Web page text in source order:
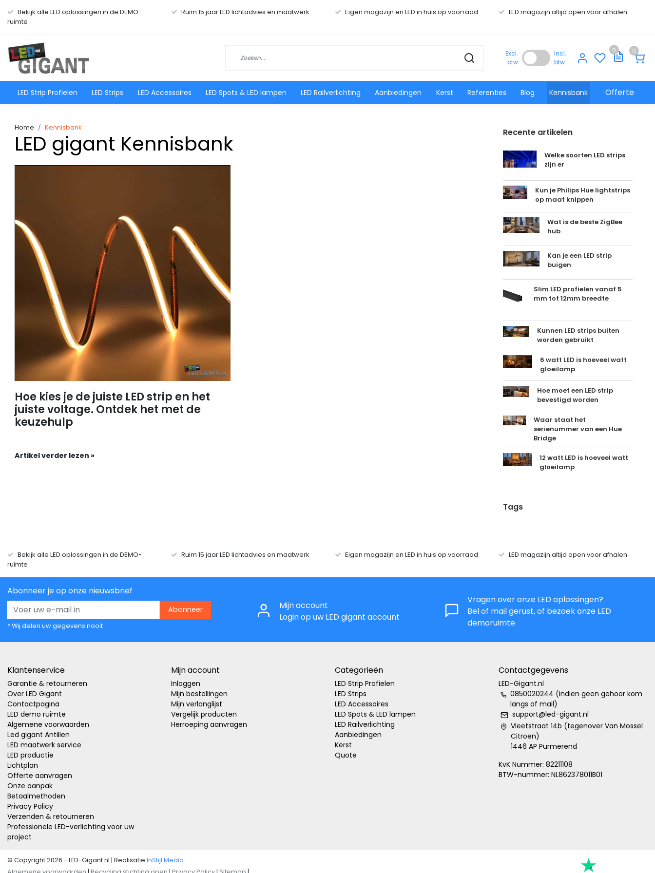
Bekijk alle LED oplossingen in de DEMO-
ruimte
Ruim 15 jaar LED lichtadvies en maatwerk Eigen magazijn en LED in huis op voorraad LED magazijn altijd open voor afhalen
Excl.
btw
Incl.
btw
0 0
LED Strip Profielen LED Strips LED Accessoires LED Spots & LED lampen LED Railverlichting Aanbiedingen Kerst Referenties Blog Kennisbank Offerte
Home Kennisbank
LED gigant Kennisbank
Hoe kies je de juiste LED strip en het
juiste voltage. Ontdek het met de
keuzehulp
Artikel verder lezen »
Recente artikelen
Welke soorten LED strips
zijn er
Kun je Philips Hue lightstrips
op maat knippen
Wat is de beste ZigBee
hub
Kan je een LED strip
buigen
Slim LED profielen vanaf 5
mm tot 12mm breedte
Kunnen LED strips buiten
worden gebruikt
6 watt LED is hoeveel watt
gloeilamp
Hoe moet een LED strip
bevestigd worden
Waar staat het
serienummer van een Hue
Bridge
12 watt LED is hoeveel watt
gloeilamp
Tags
Bekijk alle LED oplossingen in de DEMO-
ruimte
Ruim 15 jaar LED lichtadvies en maatwerk Eigen magazijn en LED in huis op voorraad LED magazijn altijd open voor afhalen
Abonneer je op onze nieuwsbrief
Abonneer
* Wij delen uw gegevens nooit
Mijn account
Login op uw LED gigant account
Vragen over onze LED oplossingen?
Bel of mail gerust, of bezoek onze LED
demoruimte
Klantenservice
Garantie & retourneren
Over LED Gigant
Contactpagina
LED demo ruimte
Algemene voorwaarden
Led gigant Antillen
LED maatwerk service
LED productie
Lichtplan
Offerte aanvragen
Onze aanpak
Betaalmethoden
Privacy Policy
Verzenden & retourneren
Professionele LED-verlichting voor uw
project
Mijn account
Inloggen
Mijn bestellingen
Mijn verlanglijst
Vergelijk producten
Herroeping aanvragen
Categorieën
LED Strip Profielen
LED Strips
LED Accessoires
LED Spots & LED lampen
LED Railverlichting
Aanbiedingen
Kerst
Quote
Contactgegevens
LED-Gigant.nl
0850020244 (indien geen gehoor kom
langs of mail)
support@led-gigant.nl
Vleetstraat 14b (tegenover Van Mossel
Citroen)
1446 AP Purmerend
KvK Nummer: 82211108
BTW-nummer: NL862378011B01
© Copyright 2026 - LED-Gigant.nl | Realisatie InStijl Media